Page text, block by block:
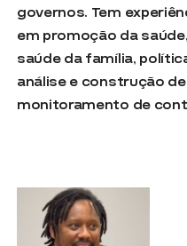
governos. Tem
em promoção da
saúde da família,
análise e construção
monitoramento de